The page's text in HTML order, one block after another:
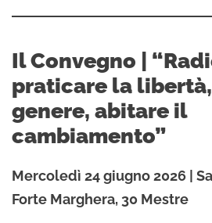
Il Convegno |
praticare la
genere, abitare il
cambiamento”
Mercoledì 24 giugno 2026 |
Forte Marghera, 30 Mestre